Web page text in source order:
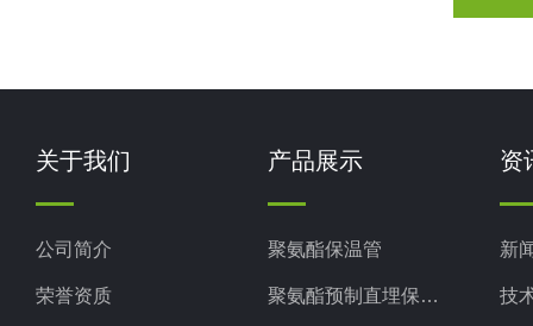
关于我们
公司简介
荣誉资质
产品展示
聚氨酯保温管
聚氨酯预制直埋保温管
资
新
技